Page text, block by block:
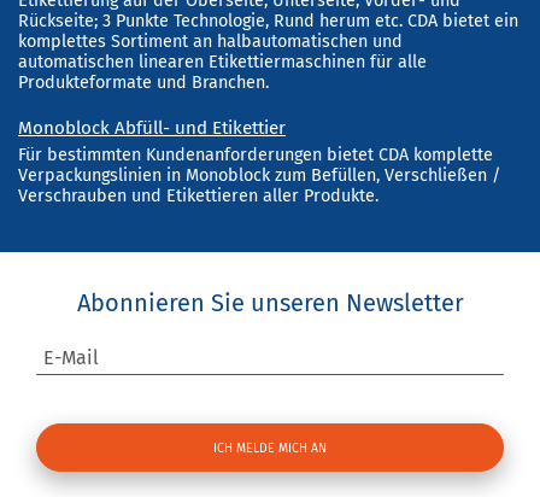
Rückseite; 3 Punkte Technologie, Rund herum etc. CDA bietet ein
komplettes Sortiment an halbautomatischen und
automatischen linearen Etikettiermaschinen für alle
Produkteformate und Branchen.
Monoblock Abfüll- und Etikettier
Für bestimmten Kundenanforderungen bietet CDA komplette
Verpackungslinien in Monoblock zum Befüllen, Verschließen /
Verschrauben und Etikettieren aller Produkte.
Abonnieren Sie unseren Newsletter
E-Mail